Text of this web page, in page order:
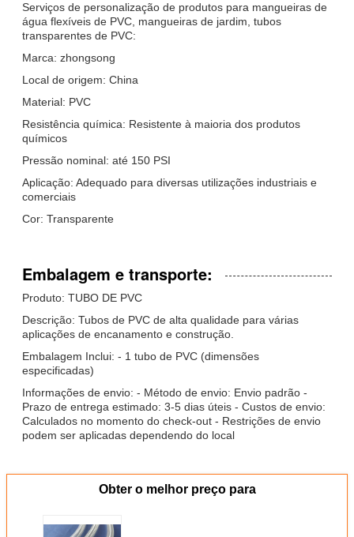
Serviços de personalização de produtos para mangueiras de
água flexíveis de PVC, mangueiras de jardim, tubos
transparentes de PVC:
Marca: zhongsong
Local de origem: China
Material: PVC
Resistência química: Resistente à maioria dos produtos
químicos
Pressão nominal: até 150 PSI
Aplicação: Adequado para diversas utilizações industriais e
comerciais
Cor: Transparente
Embalagem e transporte:
Produto: TUBO DE PVC
Descrição: Tubos de PVC de alta qualidade para várias
aplicações de encanamento e construção.
Embalagem Inclui: - 1 tubo de PVC (dimensões
especificadas)
Informações de envio: - Método de envio: Envio padrão -
Prazo de entrega estimado: 3-5 dias úteis - Custos de envio:
Calculados no momento do check-out - Restrições de envio
podem ser aplicadas dependendo do local
Obter o melhor preço para